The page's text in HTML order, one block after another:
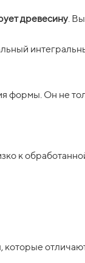
древесину.
формы. Он не
к